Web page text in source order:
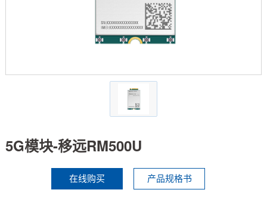
5G模块-移远RM500U
在线购买 产品规格书